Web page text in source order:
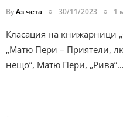
ByАз чета 30/11/2023 1
Класация на книжарници
„Матю Пери – Приятели,
нещо”, Матю Пери, „Рива”…